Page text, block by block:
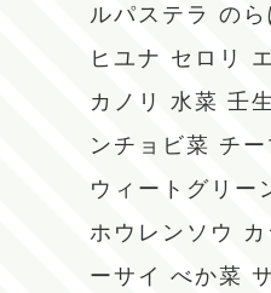
ルパステラ のら
ヒユナ セロリ
カノリ
水菜 壬
ンチョビ菜 チ
ウィートグリー
ホウレンソウ
ーサイ べか菜